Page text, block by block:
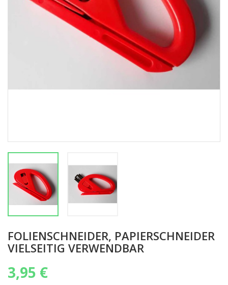
FOLIENSCHNEIDER, PAPIERSCHNEIDER
VIELSEITIG VERWENDBAR
3,95 €